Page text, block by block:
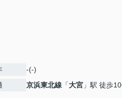
-(-)
京浜東北線 「大宮 」駅 徒歩